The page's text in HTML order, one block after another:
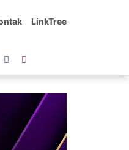
LinkTree